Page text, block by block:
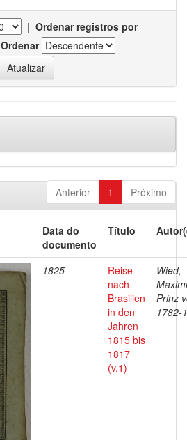
| Ordenar registros por
Ordenar
Anterior 1 Próximo
Data do
documento
Título
1825
Reise
nach
Brasilien
in den
Jahren
1815 bis
1817
(v.1)
Wied,
Prinz
1782-